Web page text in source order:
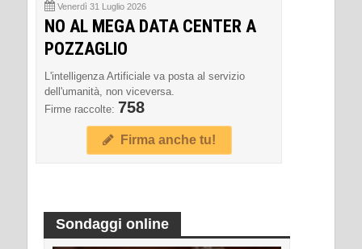
Venerdì 31 Luglio 2026
NO AL MEGA DATA CENTER A
POZZAGLIO
L'intelligenza Artificiale va posta al servizio
dell'umanità, non viceversa.
Firme raccolte: 758
Firma anche tu!
Sondaggi online